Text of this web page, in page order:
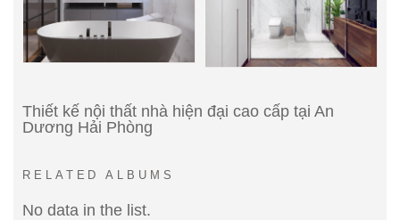
Thiết kế nội thất nhà hiện đại cao cấp tại An
Dương Hải Phòng
RELATED ALBUMS
No data in the list.